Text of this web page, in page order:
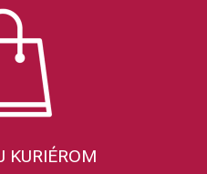
KURIÉROM